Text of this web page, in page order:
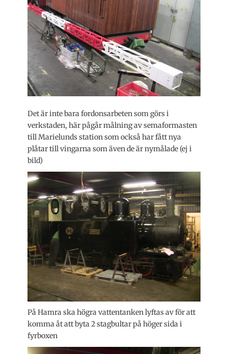
Det är inte bara fordonsarbeten som görs i
verkstaden, här pågår målning av semaformasten
till Marielunds station som också har fått nya
plåtar till vingarna som även de är nymålade (ej i
bild)
På Hamra ska högra vattentanken lyftas av för att
komma åt att byta 2 stagbultar på höger sida i
fyrboxen